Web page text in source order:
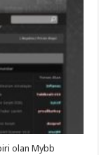
olan Mybb